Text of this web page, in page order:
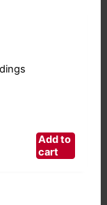
Add to
cart